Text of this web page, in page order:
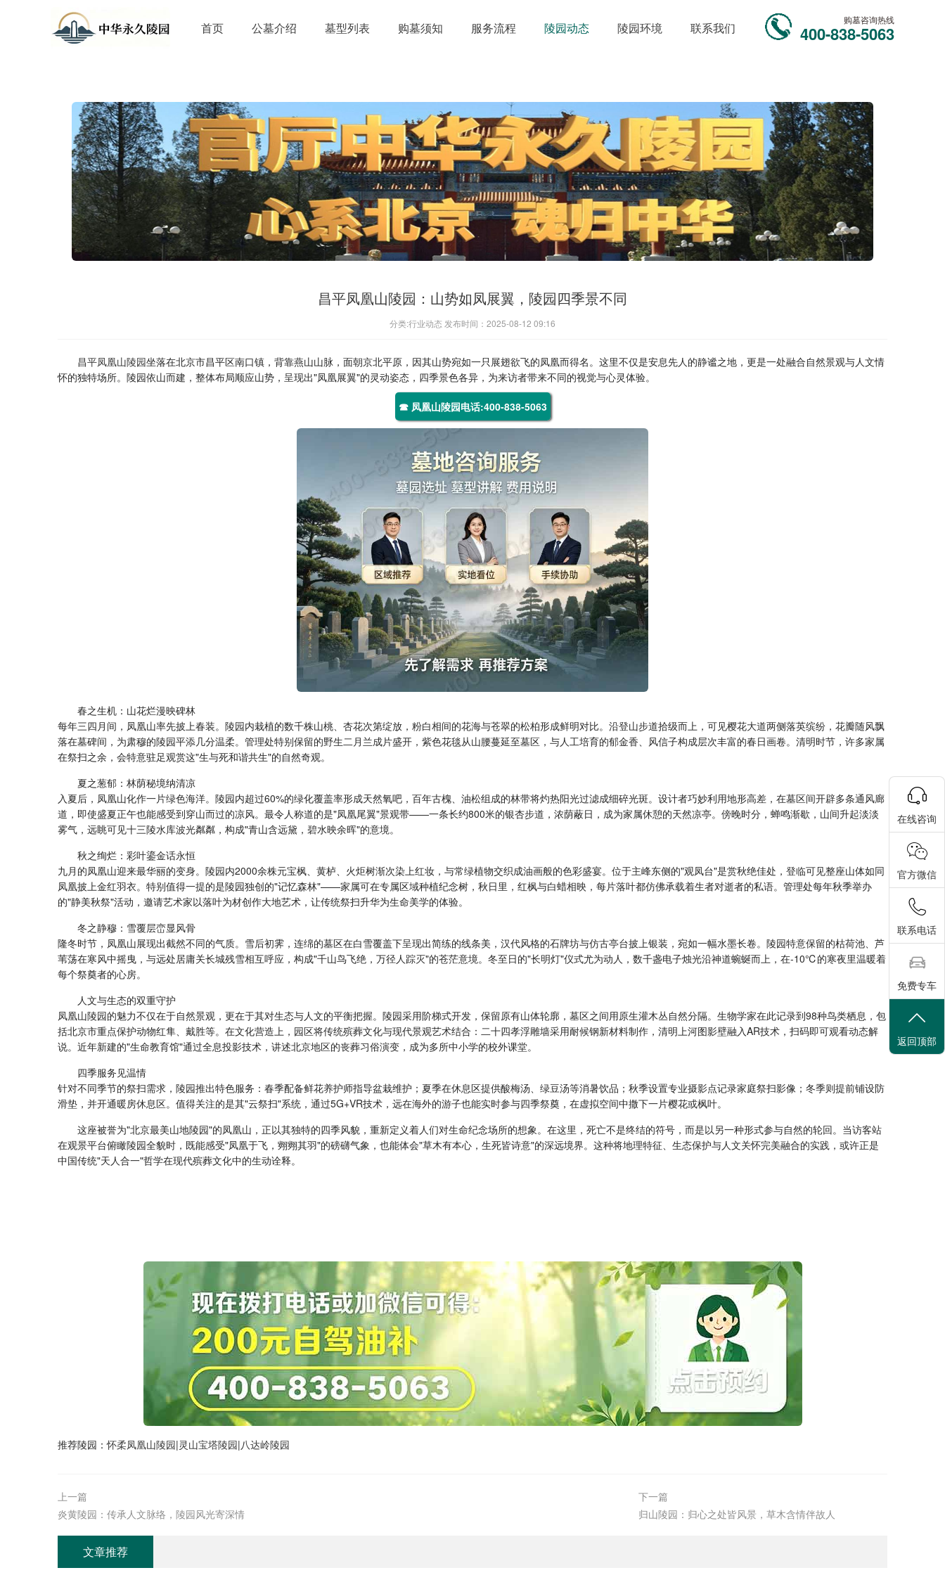
首页 公墓介绍 墓型列表 购墓须知 服务流程 陵园动态 陵园环境 联系我们
购墓咨询热线
400-838-5063
昌平凤凰山陵园：山势如凤展翼，陵园四季景不同
分类:行业动态 发布时间：2025-08-12 09:16
昌平凤凰山陵园坐落在北京市昌平区南口镇，背靠燕山山脉，面朝京北平原，因其山势宛如一只展翅欲飞的凤凰而得名。这里不仅是安息先人的静谧之地，更是一处融合自然景观与人文情
怀的独特场所。陵园依山而建，整体布局顺应山势，呈现出"凤凰展翼"的灵动姿态，四季景色各异，为来访者带来不同的视觉与心灵体验。
☎ 凤凰山陵园电话:400-838-5063
春之生机：山花烂漫映碑林
每年三四月间，凤凰山率先披上春装。陵园内栽植的数千株山桃、杏花次第绽放，粉白相间的花海与苍翠的松柏形成鲜明对比。沿登山步道拾级而上，可见樱花大道两侧落英缤纷，花瓣随风飘
落在墓碑间，为肃穆的陵园平添几分温柔。管理处特别保留的野生二月兰成片盛开，紫色花毯从山腰蔓延至墓区，与人工培育的郁金香、风信子构成层次丰富的春日画卷。清明时节，许多家属
在祭扫之余，会特意驻足观赏这"生与死和谐共生"的自然奇观。
夏之葱郁：林荫秘境纳清凉
入夏后，凤凰山化作一片绿色海洋。陵园内超过60%的绿化覆盖率形成天然氧吧，百年古槐、油松组成的林带将灼热阳光过滤成细碎光斑。设计者巧妙利用地形高差，在墓区间开辟多条通风廊
道，即使盛夏正午也能感受到穿山而过的凉风。最令人称道的是"凤凰尾翼"景观带——一条长约800米的银杏步道，浓荫蔽日，成为家属休憩的天然凉亭。傍晚时分，蝉鸣渐歇，山间升起淡淡
雾气，远眺可见十三陵水库波光粼粼，构成"青山含远黛，碧水映余晖"的意境。
秋之绚烂：彩叶鎏金话永恒
九月的凤凰山迎来最华丽的变身。陵园内2000余株元宝枫、黄栌、火炬树渐次染上红妆，与常绿植物交织成油画般的色彩盛宴。位于主峰东侧的"观凤台"是赏秋绝佳处，登临可见整座山体如同
凤凰披上金红羽衣。特别值得一提的是陵园独创的"记忆森林"——家属可在专属区域种植纪念树，秋日里，红枫与白蜡相映，每片落叶都仿佛承载着生者对逝者的私语。管理处每年秋季举办
的"静美秋祭"活动，邀请艺术家以落叶为材创作大地艺术，让传统祭扫升华为生命美学的体验。
冬之静穆：雪覆层峦显风骨
隆冬时节，凤凰山展现出截然不同的气质。雪后初霁，连绵的墓区在白雪覆盖下呈现出简练的线条美，汉代风格的石牌坊与仿古亭台披上银装，宛如一幅水墨长卷。陵园特意保留的枯荷池、芦
苇荡在寒风中摇曳，与远处居庸关长城残雪相互呼应，构成"千山鸟飞绝，万径人踪灭"的苍茫意境。冬至日的"长明灯"仪式尤为动人，数千盏电子烛光沿神道蜿蜒而上，在-10℃的寒夜里温暖着
每个祭奠者的心房。
人文与生态的双重守护
凤凰山陵园的魅力不仅在于自然景观，更在于其对生态与人文的平衡把握。陵园采用阶梯式开发，保留原有山体轮廓，墓区之间用原生灌木丛自然分隔。生物学家在此记录到98种鸟类栖息，包
括北京市重点保护动物红隼、戴胜等。在文化营造上，园区将传统殡葬文化与现代景观艺术结合：二十四孝浮雕墙采用耐候钢新材料制作，清明上河图影壁融入AR技术，扫码即可观看动态解
说。近年新建的"生命教育馆"通过全息投影技术，讲述北京地区的丧葬习俗演变，成为多所中小学的校外课堂。
四季服务见温情
针对不同季节的祭扫需求，陵园推出特色服务：春季配备鲜花养护师指导盆栽维护；夏季在休息区提供酸梅汤、绿豆汤等消暑饮品；秋季设置专业摄影点记录家庭祭扫影像；冬季则提前铺设防
滑垫，并开通暖房休息区。值得关注的是其"云祭扫"系统，通过5G+VR技术，远在海外的游子也能实时参与四季祭奠，在虚拟空间中撒下一片樱花或枫叶。
这座被誉为"北京最美山地陵园"的凤凰山，正以其独特的四季风貌，重新定义着人们对生命纪念场所的想象。在这里，死亡不是终结的符号，而是以另一种形式参与自然的轮回。当访客站
在观景平台俯瞰陵园全貌时，既能感受"凤凰于飞，翙翙其羽"的磅礴气象，也能体会"草木有本心，生死皆诗意"的深远境界。这种将地理特征、生态保护与人文关怀完美融合的实践，或许正是
中国传统"天人合一"哲学在现代殡葬文化中的生动诠释。
推荐陵园：怀柔凤凰山陵园|灵山宝塔陵园|八达岭陵园
上一篇
炎黄陵园：传承人文脉络，陵园风光寄深情
下一篇
归山陵园：归心之处皆风景，草木含情伴故人
文章推荐
在线咨询
官方微信
联系电话
免费专车
返回顶部